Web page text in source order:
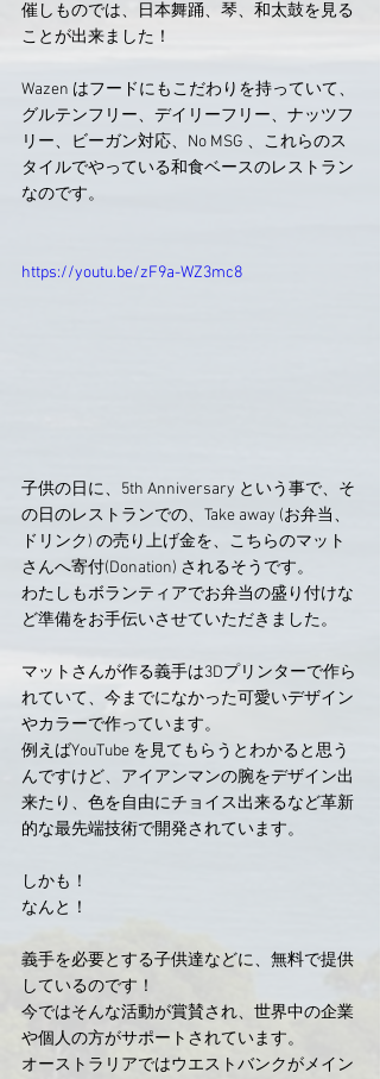
催しものでは、日本舞踊、琴、和太鼓を見る
ことが出来ました！
Wazen はフードにもこだわりを持っていて、
グルテンフリー、デイリーフリー、ナッツフ
リー、ビーガン対応、No MSG 、これらのス
タイルでやっている和食ベースのレストラン
なのです。
https://youtu.be/zF9a-WZ3mc8
子供の日に、5th Anniversary という事で、そ
の日のレストランでの、Take away (お弁当、
ドリンク) の売り上げ金を、こちらのマット
さんへ寄付(Donation) されるそうです。
わたしもボランティアでお弁当の盛り付けな
ど準備をお手伝いさせていただきました。
マットさんが作る義手は3Dプリンターで作ら
れていて、今までになかった可愛いデザイン
やカラーで作っています。
例えばYouTube を見てもらうとわかると思う
んですけど、アイアンマンの腕をデザイン出
来たり、色を自由にチョイス出来るなど革新
的な最先端技術で開発されています。
しかも！
なんと！
義手を必要とする子供達などに、無料で提供
しているのです！
今ではそんな活動が賞賛され、世界中の企業
や個人の方がサポートされています。
オーストラリアではウエストバンクがメイン